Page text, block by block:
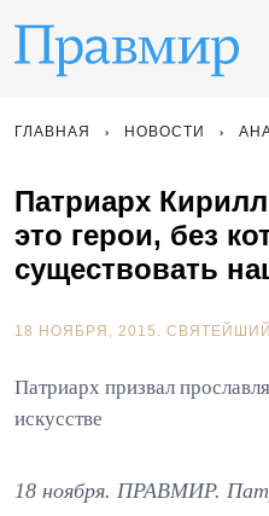
ГЛАВНАЯ НОВОСТИ
Патриарх
это герои, без
существовать
18 НОЯБРЯ, 2015.
Патриарх призвал
искусстве
18 ноября. ПРАВМИР.